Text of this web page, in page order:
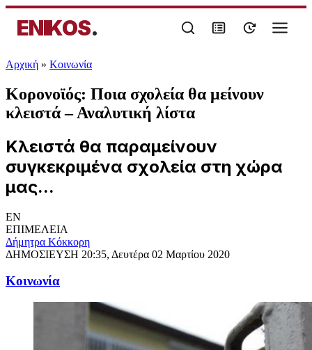
ENIKOS.
Αρχική » Κοινωνία
Κορονοϊός: Ποια σχολεία θα μείνουν
κλειστά – Αναλυτική λίστα
Κλειστά θα παραμείνουν
συγκεκριμένα σχολεία στη χώρα
μας...
EN
ΕΠΙΜΕΛΕΙΑ
Δήμητρα Κόκκορη
ΔΗΜΟΣΙΕΥΣΗ 20:35, Δευτέρα 02 Μαρτίου 2020
Κοινωνία